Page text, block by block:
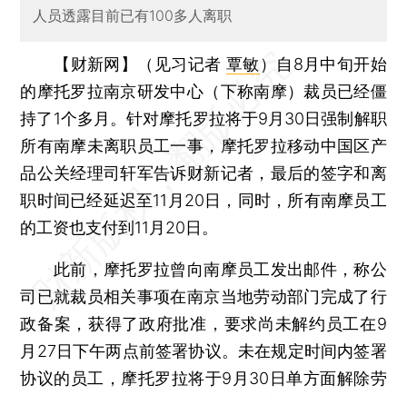
人员透露目前已有100多人离职
【财新网】（见习记者 覃敏 ） 自8月中旬开始
的摩托罗拉南京研发中心（下称南摩）裁员已经僵
持了1个多月。针对摩托罗拉将于9月30日强制解职
所有南摩未离职员工一事，摩托罗拉移动中国区产
品公关经理司轩军告诉财新记者，最后的签字和离
职时间已经延迟至11月20日，同时，所有南摩员工
的工资也支付到11月20日。
此前，摩托罗拉曾向南摩员工发出邮件，称公
司已就裁员相关事项在南京当地劳动部门完成了行
政备案，获得了政府批准，要求尚未解约员工在9
月27日下午两点前签署协议。未在规定时间内签署
协议的员工，摩托罗拉将于9月30日单方面解除劳